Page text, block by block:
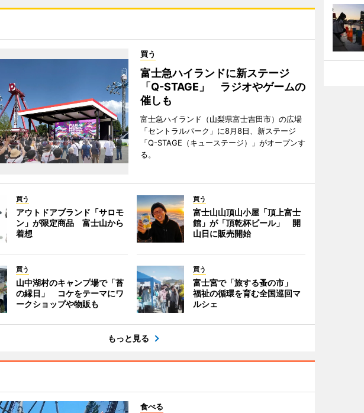
買う
富士急ハイランドに新ステージ
「Q-STAGE」 ラジオやゲームの
催しも
富士急ハイランド（山梨県富士吉田市）の広場
「セントラルパーク」に8月8日、新ステージ
「Q-STAGE（キューステージ）」がオープンす
る。
買う
アウトドアブランド「サロモ
ン」が限定商品 富士山から
着想
買う
富士山山頂山小屋「頂上富士
館」が「頂乾杯ビール」 開
山日に販売開始
買う
山中湖村のキャンプ場で「苔
の縁日」 コケをテーマにワ
ークショップや物販も
買う
富士宮で「旅する蚤の市」
福祉の循環を育む全国巡回マ
ルシェ
もっと見る
食べる